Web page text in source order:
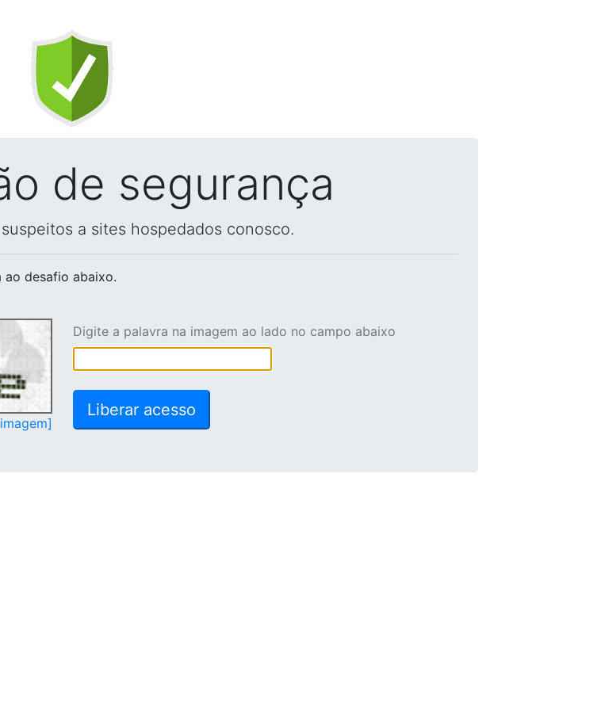
de segurança
a sites hospedados conosco.
ao desafio abaixo.
Digite a palavra na imagem ao lado no campo abaixo